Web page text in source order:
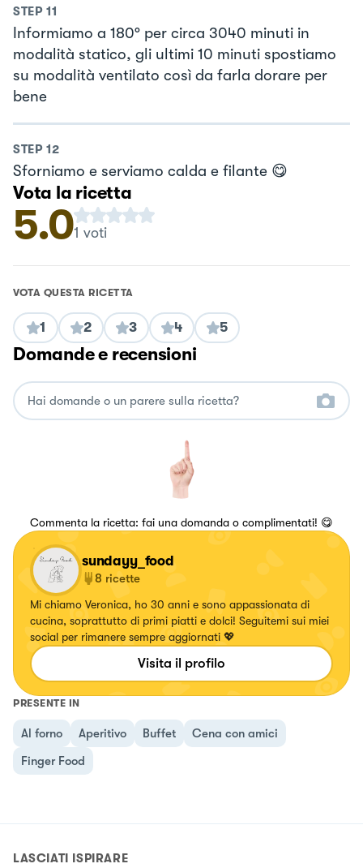
STEP 11
Informiamo a 180° per circa 3040 minuti in
modalità statico, gli ultimi 10 minuti spostiamo
su modalità ventilato così da farla dorare per
bene
STEP 12
Sforniamo e serviamo calda e filante 😋
Vota la ricetta
5.01 voti
VOTA QUESTA RICETTA
1 2 3 4 5
Domande e recensioni
Commenta la ricetta: fai una domanda o complimentati! 😋
sundayy_food
8 ricette
Mi chiamo Veronica, ho 30 anni e sono appassionata di
cucina, soprattutto di primi piatti e dolci! Seguitemi sui miei
social per rimanere sempre aggiornati 💖
Visita il profilo
PRESENTE IN
Al forno Aperitivo Buffet
Cena con amici
Finger Food
LASCIATI ISPIRARE